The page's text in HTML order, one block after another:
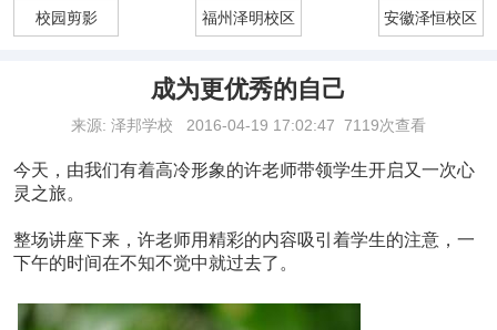
校园剪影 福州泽明校区 安徽泽恒校区
成为更优秀的自己
来源: 泽邦学校 2016-04-19 17:02:47 7119次查看
今天，由我们有着高冷形象的许老师带领学生开启又一次心
灵之旅。
整场讲座下来，许老师用精彩的内容吸引着学生的注意，一
下午的时间在不知不觉中就过去了。